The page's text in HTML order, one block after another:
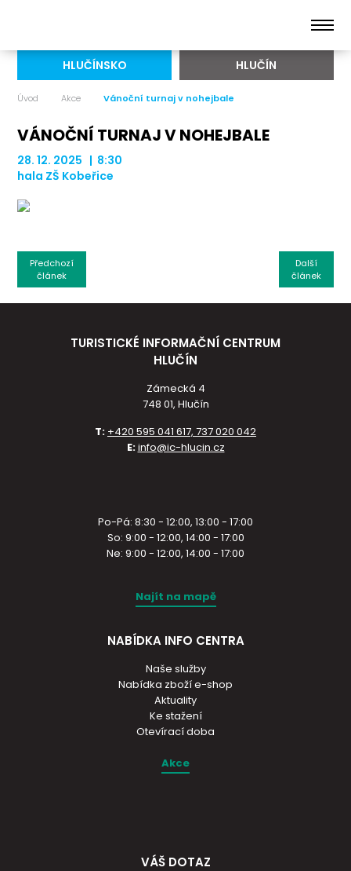
HLUČÍNSKO HLUČÍN
Úvod Akce Vánoční turnaj v nohejbale
VÁNOČNÍ TURNAJ V NOHEJBALE
28. 12. 2025 | 8:30
hala ZŠ Kobeřice
Další
článek
Předchozí
článek
TURISTICKÉ INFORMAČNÍ CENTRUM
HLUČÍN
Zámecká 4
748 01, Hlučín
T: +420 595 041 617, 737 020 042
E:info@ic-hlucin.cz
Po-Pá: 8:30 - 12:00, 13:00 - 17:00
So: 9:00 - 12:00, 14:00 - 17:00
Ne: 9:00 - 12:00, 14:00 - 17:00
Najít na mapě
NABÍDKA INFO CENTRA
Naše služby
Nabídka zboží e-shop
Aktuality
Ke stažení
Otevírací doba
Akce
VÁŠ DOTAZ